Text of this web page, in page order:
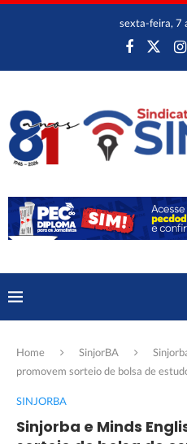
sexta-feira, 7
Home SinjorBA
promovem sorteio de bolsa de
SINJORBA
Sinjorba e Minds